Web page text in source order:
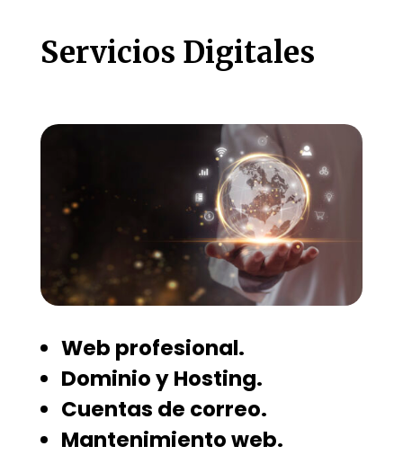
Servicios Digitales
Web profesional.
Dominio y Hosting.
Cuentas de correo.
Mantenimiento web.